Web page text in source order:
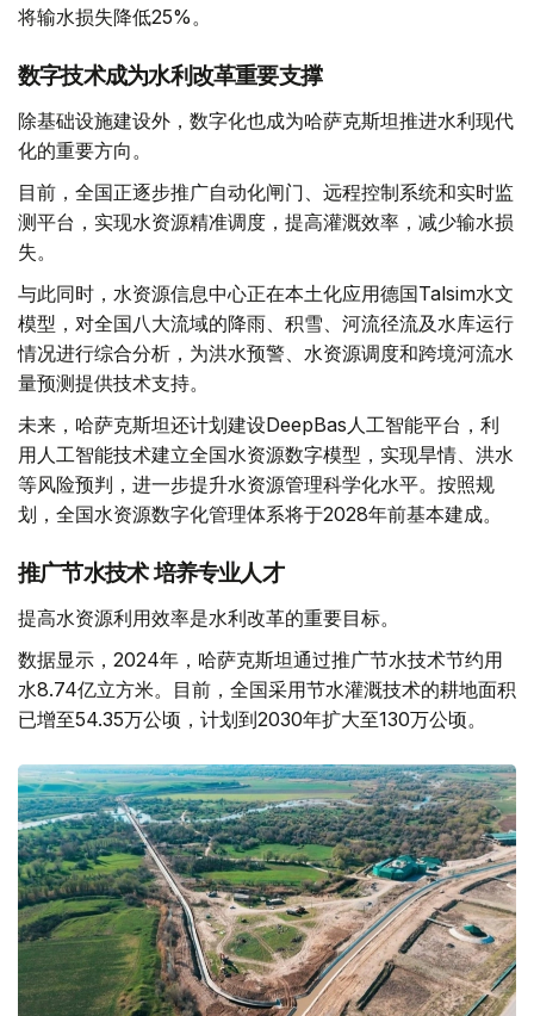
将输水损失降低25%。
数字技术成为水利改革重要支撑
除基础设施建设外，数字化也成为哈萨克斯坦推进水利现代
化的重要方向。
目前，全国正逐步推广自动化闸门、远程控制系统和实时监
测平台，实现水资源精准调度，提高灌溉效率，减少输水损
失。
与此同时，水资源信息中心正在本土化应用德国Talsim水文
模型，对全国八大流域的降雨、积雪、河流径流及水库运行
情况进行综合分析，为洪水预警、水资源调度和跨境河流水
量预测提供技术支持。
未来，哈萨克斯坦还计划建设DeepBas人工智能平台，利
用人工智能技术建立全国水资源数字模型，实现旱情、洪水
等风险预判，进一步提升水资源管理科学化水平。按照规
划，全国水资源数字化管理体系将于2028年前基本建成。
推广节水技术 培养专业人才
提高水资源利用效率是水利改革的重要目标。
数据显示，2024年，哈萨克斯坦通过推广节水技术节约用
水8.74亿立方米。目前，全国采用节水灌溉技术的耕地面积
已增至54.35万公顷，计划到2030年扩大至130万公顷。